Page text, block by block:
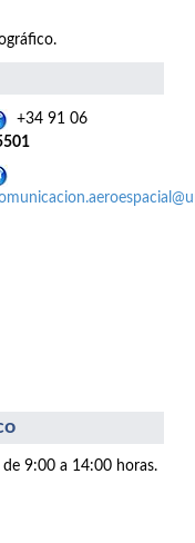
+34 91 06
de 9:00 a 14:00 horas.